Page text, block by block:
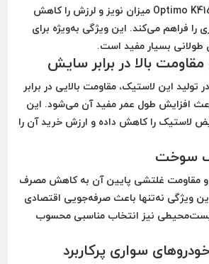
Optimo میزان نویز و لرزش را کاهش
را فراهم می‌کند. این ویژگی به‌ویژه برای
طولانی بسیار مفید است.
بالا در برابر سایش
تولید این لاستیک، مقاومت بالایی در برابر
افزایش طول عمر مفید آن می‌شود. این
لاستیک را کاهش داده و ارزش خرید آن را
سوخت
و مقاومت غلتشی پایین آن به کاهش مصرف
ویژگی نه‌تنها باعث صرفه‌جویی اقتصادی
نیز انتخاب مناسبی محسوب
سواری پرکاربرد